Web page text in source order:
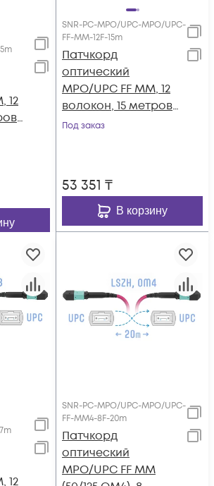
12
SNR-PC-MPO/UPC-MPO/UPC-
FF-MM-12F-15m
Патчкорд
оптический
MPO/UPC FF MM, 12
волокон, 15 метров
(Cross)
Под заказ
53 351 ₸
В корзину
12
SNR-PC-MPO/UPC-MPO/UPC-
FF-MM4-8F-20m
Патчкорд
оптический
MPO/UPC FF MM